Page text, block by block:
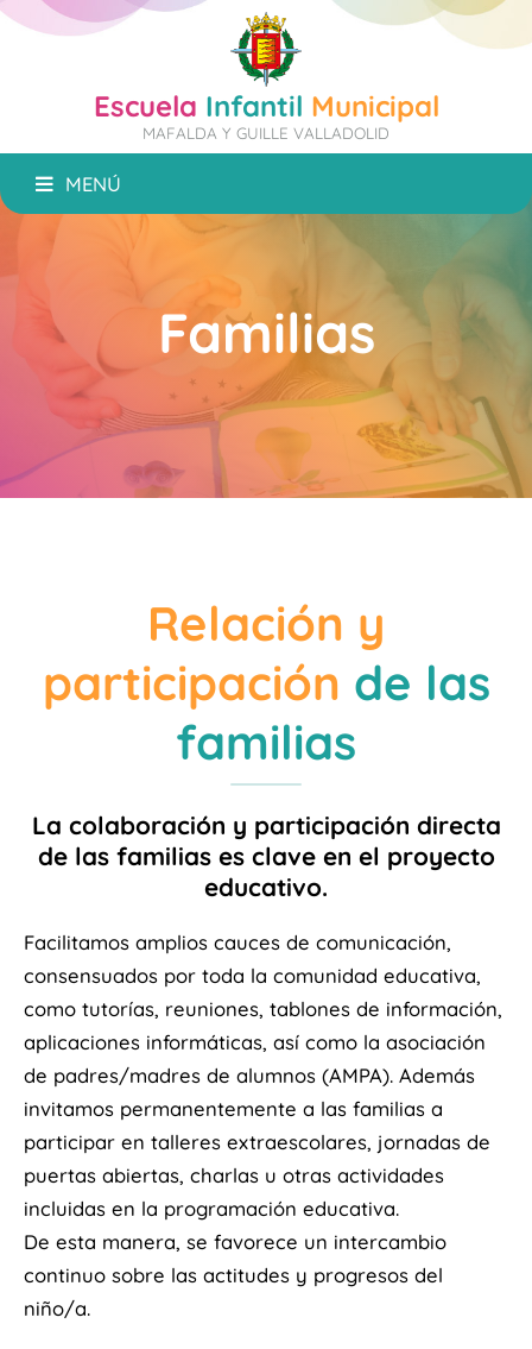
Escuela Infantil Municipal
MAFALDA Y GUILLE VALLADOLID
MENÚ
Familias
Relación y
participación de las
familias
La colaboración y participación directa
de las familias es clave en el proyecto
educativo.
Facilitamos amplios cauces de comunicación,
consensuados por toda la comunidad educativa,
como tutorías, reuniones, tablones de información,
aplicaciones informáticas, así como la asociación
de padres/madres de alumnos (AMPA). Además
invitamos permanentemente a las familias a
participar en talleres extraescolares, jornadas de
puertas abiertas, charlas u otras actividades
incluidas en la programación educativa.
De esta manera, se favorece un intercambio
continuo sobre las actitudes y progresos del
niño/a.